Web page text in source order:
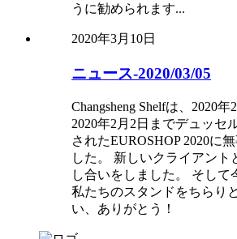
うに勧められます...
2020年3月10日
ニュース-2020/03/05
Changsheng Shelfは、2020年
2020年2月2日までデュッセ
されたEUROSHOP 2020に
した。 新しいクライアント
し合いをしました。 そして
私たちのスタンドをちらり
い、ありがとう！